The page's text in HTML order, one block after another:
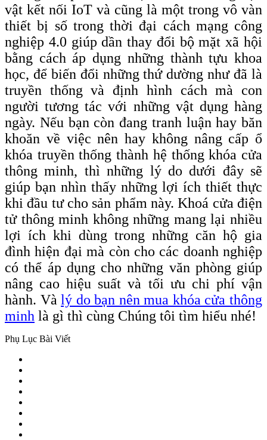
vật kết nối IoT và cũng là một trong vô vàn
thiết bị số trong thời đại cách mạng công
nghiệp 4.0 giúp dần thay đổi bộ mặt xã hội
bằng cách áp dụng những thành tựu khoa
học, để biến đổi những thứ dường như đã là
truyền thống và định hình cách mà con
người tương tác với những vật dụng hàng
ngày. Nếu bạn còn đang tranh luận hay băn
khoăn về việc nên hay không nâng cấp ổ
khóa truyền thống thành hệ thống khóa cửa
thông minh, thì những lý do dưới đây sẽ
giúp bạn nhìn thấy những lợi ích thiết thực
khi đầu tư cho sản phẩm này. Khoá cửa điện
tử thông minh không những mang lại nhiều
lợi ích khi dùng trong những căn hộ gia
đình hiện đại mà còn cho các doanh nghiệp
có thể áp dụng cho những văn phòng giúp
nâng cao hiệu suất và tối ưu chi phí vận
hành. Vàlý do bạn nên mua khóa cửa thông
minh là gì thì cùng Chúng tôi tìm hiểu nhé!
Phụ Lục Bài Viết